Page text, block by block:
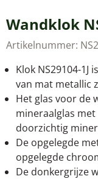
Wandklok
Artikelnummer:
Klok NS29104-1J
van mat metallic
Het glas voor de
mineraalglas
doorzichtig
De opgelegde
opgelegde
De donkergrijze